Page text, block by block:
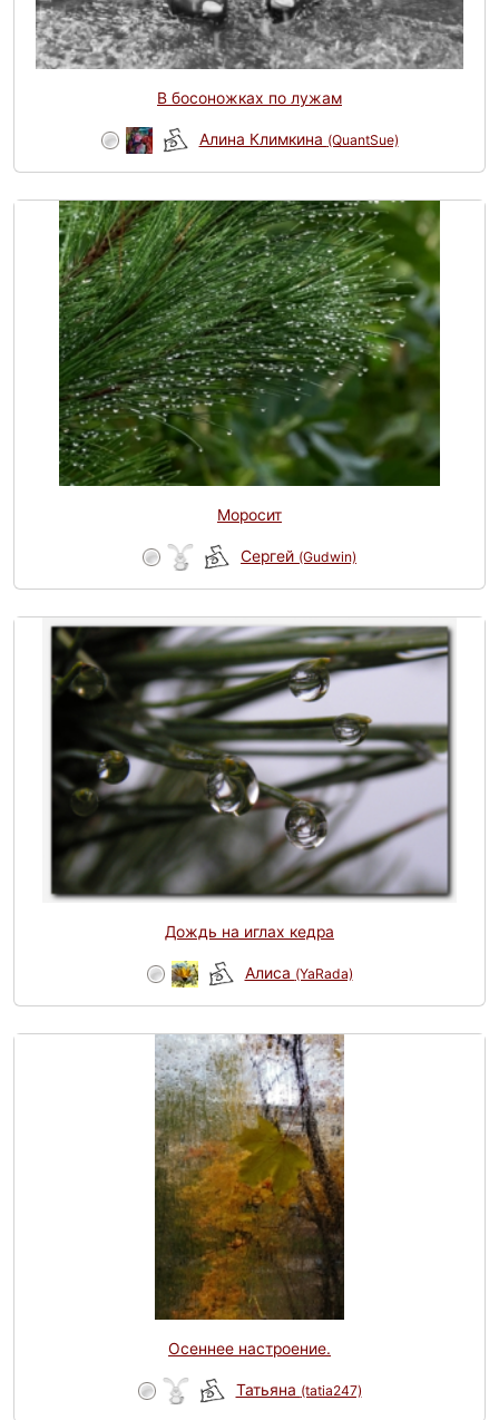
В босоножках по лужам
Алина Климкина (QuantSue)
Моросит
Сергей (Gudwin)
Дождь на иглах кедра
Алиса (YaRada)
Осеннее настроение.
Татьяна (tatia247)